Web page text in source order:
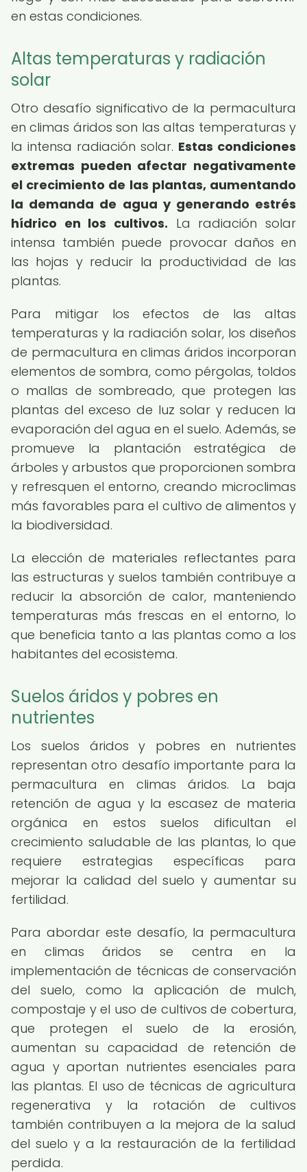
en estas condiciones.
Altas temperaturas y radiación
solar
Otro desafío significativo de la permacultura
en climas áridos son las altas temperaturas y
la intensa radiación solar. Estas condiciones
extremas pueden afectar negativamente
el crecimiento de las plantas, aumentando
la demanda de agua y generando estrés
hídrico en los cultivos. La radiación solar
intensa también puede provocar daños en
las hojas y reducir la productividad de las
plantas.
Para mitigar los efectos de las altas
temperaturas y la radiación solar, los diseños
de permacultura en climas áridos incorporan
elementos de sombra, como pérgolas, toldos
o mallas de sombreado, que protegen las
plantas del exceso de luz solar y reducen la
evaporación del agua en el suelo. Además, se
promueve la plantación estratégica de
árboles y arbustos que proporcionen sombra
y refresquen el entorno, creando microclimas
más favorables para el cultivo de alimentos y
la biodiversidad.
La elección de materiales reflectantes para
las estructuras y suelos también contribuye a
reducir la absorción de calor, manteniendo
temperaturas más frescas en el entorno, lo
que beneficia tanto a las plantas como a los
habitantes del ecosistema.
Suelos áridos y pobres en
nutrientes
Los suelos áridos y pobres en nutrientes
representan otro desafío importante para la
permacultura en climas áridos. La baja
retención de agua y la escasez de materia
orgánica en estos suelos dificultan el
crecimiento saludable de las plantas, lo que
requiere estrategias específicas para
mejorar la calidad del suelo y aumentar su
fertilidad.
Para abordar este desafío, la permacultura
en climas áridos se centra en la
implementación de técnicas de conservación
del suelo, como la aplicación de mulch,
compostaje y el uso de cultivos de cobertura,
que protegen el suelo de la erosión,
aumentan su capacidad de retención de
agua y aportan nutrientes esenciales para
las plantas. El uso de técnicas de agricultura
regenerativa y la rotación de cultivos
también contribuyen a la mejora de la salud
del suelo y a la restauración de la fertilidad
perdida.